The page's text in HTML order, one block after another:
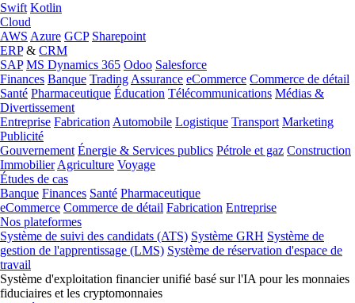
Swift Kotlin
Cloud
AWS Azure GCP Sharepoint
ERP& CRM
SAP MS Dynamics 365 Odoo Salesforce
Finances Banque Trading Assurance eCommerce Commerce de détail
Santé Pharmaceutique Éducation Télécommunications Médias &
Divertissement
Entreprise Fabrication Automobile Logistique Transport Marketing
Publicité
Gouvernement Énergie & Services publics Pétrole et gaz Construction
Immobilier Agriculture Voyage
Études de cas
Banque Finances Santé Pharmaceutique
eCommerce Commerce de détail Fabrication Entreprise
Nos plateformes
Système de suivi des candidats (ATS) Système GRH Système de
gestion de l'apprentissage (LMS) Système de réservation d'espace de
travail
Système d'exploitation financier unifié basé sur l'IA pour les monnaies
fiduciaires et les cryptomonnaies